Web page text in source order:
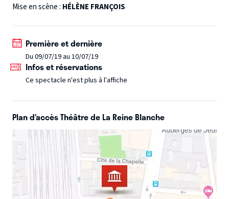
compagnon immature, une situation financière fragile,
Mise en scène : HÉLÈNE FRANÇOIS
Première et dernière
Du 09/07/19 au 10/07/19
Infos et réservations
Ce spectacle n'est plus à l’affiche
Plan d’accès Théâtre de La Reine Blanche